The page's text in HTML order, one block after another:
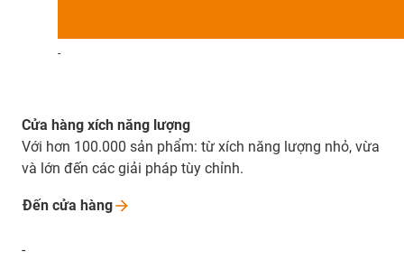
-
Cửa hàng xích năng lượng
Với hơn 100.000 sản phẩm: từ xích năng lượng nhỏ, vừa
và lớn đến các giải pháp tùy chỉnh.
Đến cửa hàng
-